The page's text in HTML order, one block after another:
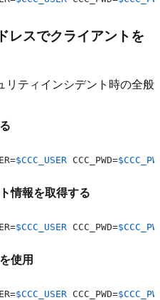
レスでクライアントを
リティインシデント時の全般
$CCC_USER CCC_PWD=
情報を取得する
$CCC_USER CCC_PWD=
使用
$CCC_USER CCC_PWD=